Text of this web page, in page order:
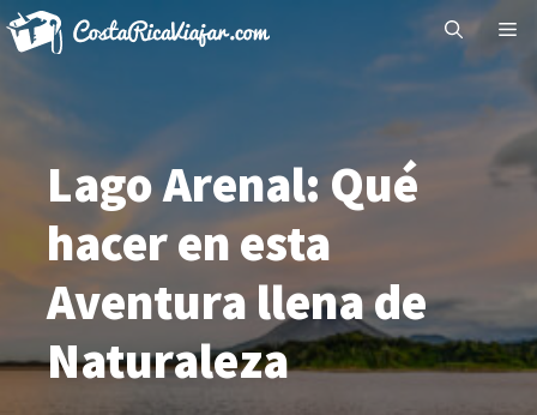
Saltar
contenido
Lago Arenal: Qué
hacer en esta
Aventura llena de
Naturaleza